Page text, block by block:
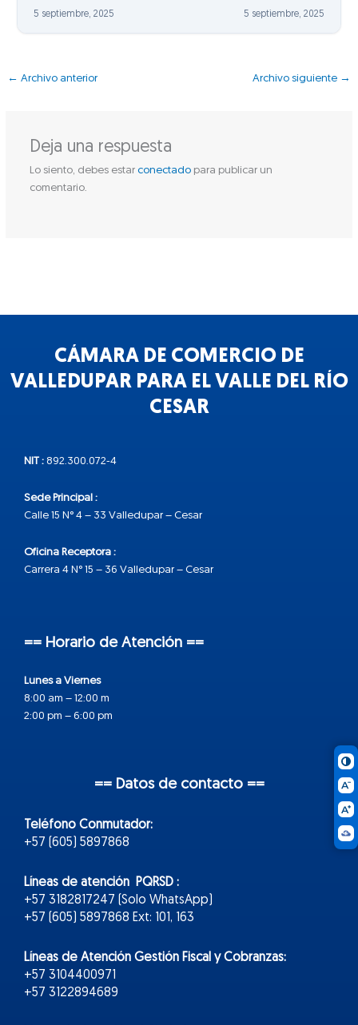
5 septiembre, 2025 5 septiembre, 2025
← Archivo anterior Archivo siguiente →
Deja una respuesta
Lo siento, debes estar conectadopara publicar un
comentario.
CÁMARA DE COMERCIO DE
VALLEDUPAR PARA EL VALLE DEL RÍO
CESAR
NIT : 892.300.072-4
Sede Principal :
Calle 15 N° 4 – 33 Valledupar – Cesar
Oficina Receptora :
Carrera 4 N° 15 – 36 Valledupar – Cesar
== Horario de Atención ==
Lunes a Viernes
8:00 am – 12:00 m
2:00 pm – 6:00 pm
== Datos de contacto ==
Teléfono Conmutador:
+57 (605) 5897868
Líneas de atención PQRSD :
+57 3182817247 (Solo WhatsApp)
+57 (605) 5897868 Ext: 101, 163
Líneas de Atención Gestión Fiscal y Cobranzas:
+57 3104400971
+57 3122894689